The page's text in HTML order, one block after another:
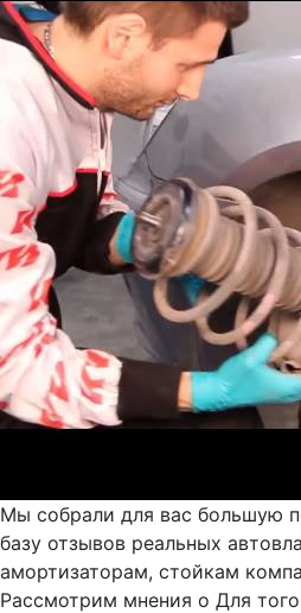
Мы собрали для вас большую
базу отзывов реальных
амортизаторам, стойкам
Рассмотрим мнения о Для